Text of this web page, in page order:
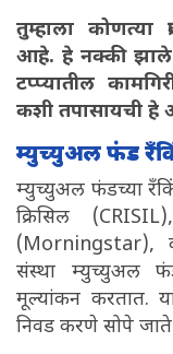
तुम्हाला कोणत्या
आहे. हे नक्की झाले
टप्प्यातील
कशी तपासायची
म्युच्युअल फंड
म्युच्युअल फंडच्या
क्रिसिल
(Morningstar),
संस्था म्युच्युअल
मूल्यांकन करतात.
निवड करणे सोपे